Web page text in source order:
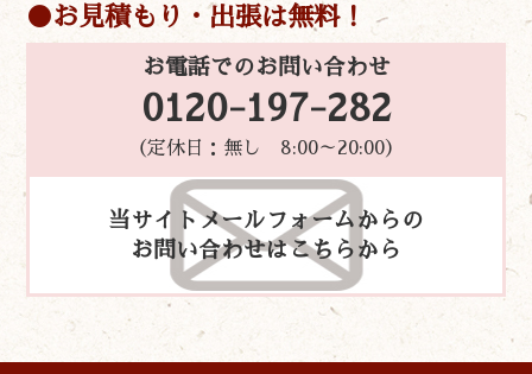
お見積もり・出張は無料！
お電話でのお問い合わせ
0120-197-282
（定休日：無し 8:00～20:00）
当サイトメールフォームからの
お問い合わせはこちらから